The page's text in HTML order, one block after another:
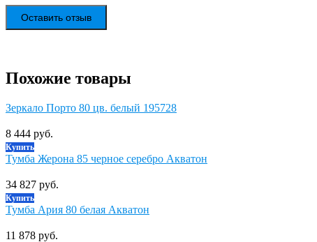
Оставить отзыв
Похожие товары
Зеркало Порто 80 цв. белый 195728
8 444 руб.
Купить
Тумба Жерона 85 черное серебро Акватон
34 827 руб.
Купить
Тумба Ария 80 белая Акватон
11 878 руб.